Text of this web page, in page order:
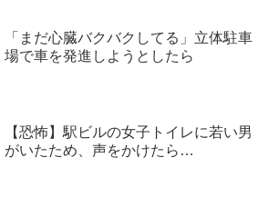
「まだ心臓バクバクしてる」立体駐車
場で車を発進しようとしたら
【恐怖】駅ビルの女子トイレに若い男
がいたため、声をかけたら…